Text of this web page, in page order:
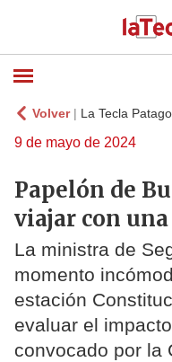
Volver| La Tecla
9 de mayo de 2024
Papelón de
viajar con una
La ministra de
momento
estación
evaluar el
convocado por la